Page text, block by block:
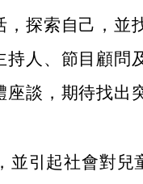
探索自己，並
持人、節目顧問
座談，期待找出
並引起社會對兒